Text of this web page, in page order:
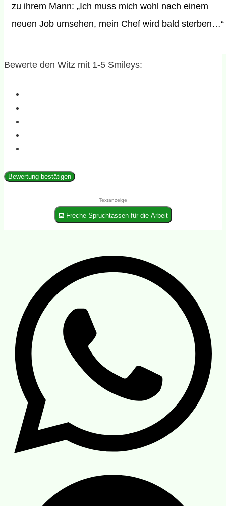
zu ihrem Mann: „Ich muss mich wohl nach einem
neuen Job umsehen, mein Chef wird bald sterben…“
Bewerte den Witz mit 1-5 Smileys:
Bewertung bestätigen
Textanzeige
⛾ Freche Spruchtassen für die Arbeit